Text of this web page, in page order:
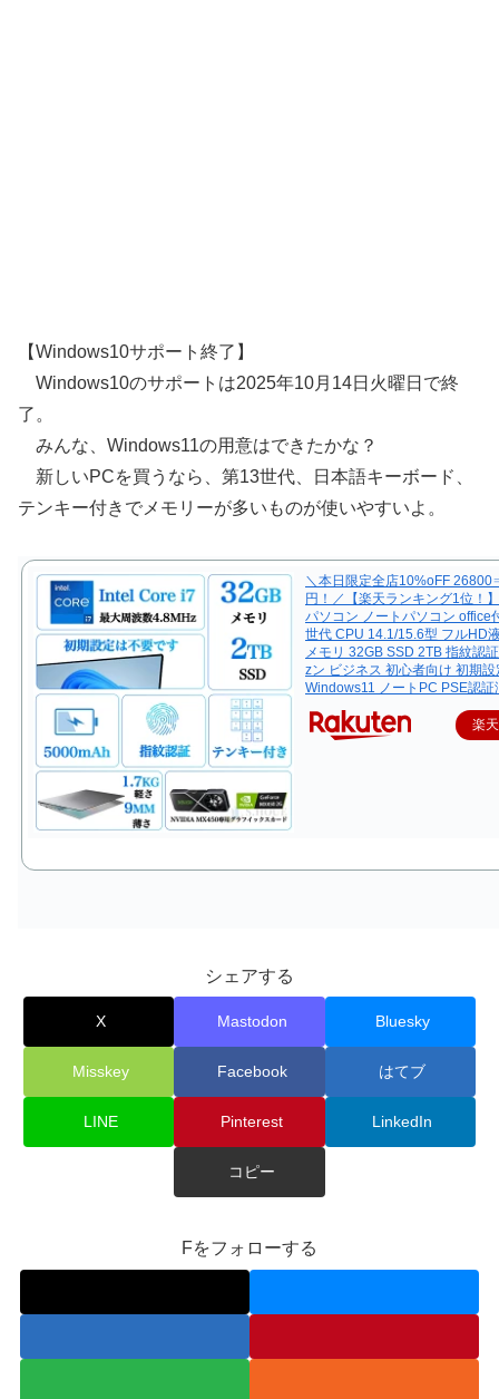
【Windows10サポート終了】
Windows10のサポートは2025年10月14日火曜日で終
了。
みんな、Windows11の用意はできたかな？
新しいPCを買うなら、第13世代、日本語キーボード、
テンキー付きでメモリーが多いものが使いやすいよ。
＼本日限定全店10%oFF
円！／【楽天ランキング1位！
パソコン ノートパソコン office
世代 CPU 14.1/15.6型 フルHD
メモリ 32GB SSD 2TB 指紋認
zン ビジネス 初心者向け 初期設
Windows11 ノートPC PSE認証
楽
シェアする
X Mastodon Bluesky
Misskey Facebook はてブ
LINE Pinterest LinkedIn
コピー
Fをフォローする